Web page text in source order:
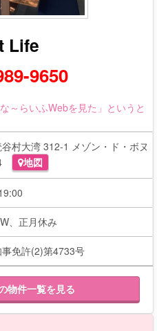
Life
9650
～らいふWebを見た」というと
村大湾 312-1 メゾン・ド・ボヌ
地図
、正月休み
免許(2)第4733号
物件一覧を見る